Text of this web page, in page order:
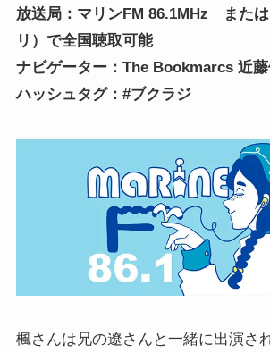
放送局： マリンFM 86.1MHz または
リ）で全国聴取可能
ナビゲーター： The Bookmarcs 近
ハッシュタグ：#ブクラジ
楓さんは兄の遼さんと一緒に出演さ